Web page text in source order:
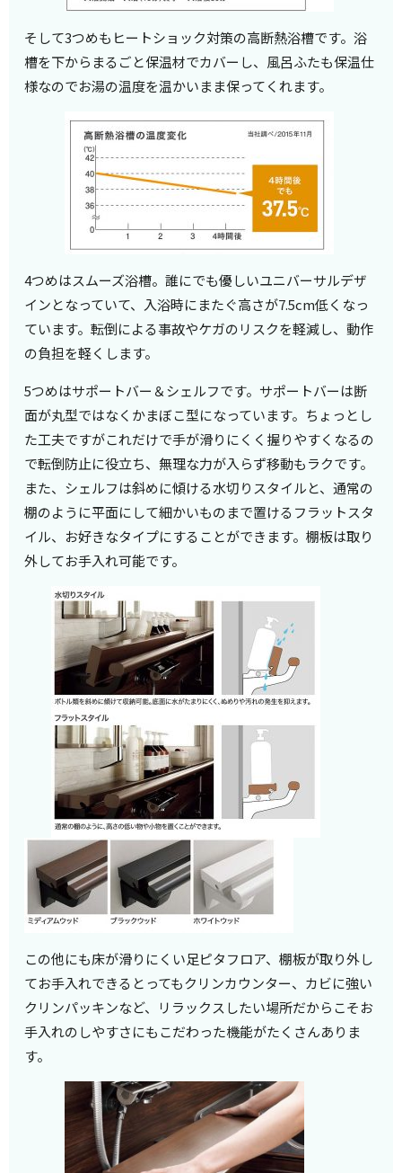
そして3つめもヒートショック対策の高断熱浴槽です。浴
槽を下からまるごと保温材でカバーし、風呂ふたも保温仕
様なのでお湯の温度を温かいまま保ってくれます。
4つめはスムーズ浴槽。誰にでも優しいユニバーサルデザ
インとなっていて、入浴時にまたぐ高さが7.5cm低くなっ
ています。転倒による事故やケガのリスクを軽減し、動作
の負担を軽くします。
5つめはサポートバー＆シェルフです。サポートバーは断
面が丸型ではなくかまぼこ型になっています。ちょっとし
た工夫ですがこれだけで手が滑りにくく握りやすくなるの
で転倒防止に役立ち、無理な力が入らず移動もラクです。
また、シェルフは斜めに傾ける水切りスタイルと、通常の
棚のように平面にして細かいものまで置けるフラットスタ
イル、お好きなタイプにすることができます。棚板は取り
外してお手入れ可能です。
この他にも床が滑りにくい足ピタフロア、棚板が取り外し
てお手入れできるとってもクリンカウンター、カビに強い
クリンパッキンなど、リラックスしたい場所だからこそお
手入れのしやすさにもこだわった機能がたくさんありま
す。